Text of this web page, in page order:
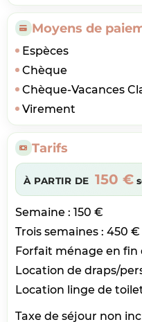
Moyens de
Espèces
Chèque
Chèque-Vacances
Virement
Tarifs
À PARTIR DE 150 €
Semaine : 150 €
Trois semaines : 450 €
Forfait ménage en fin
Location de draps/
Location linge de
Taxe de séjour non